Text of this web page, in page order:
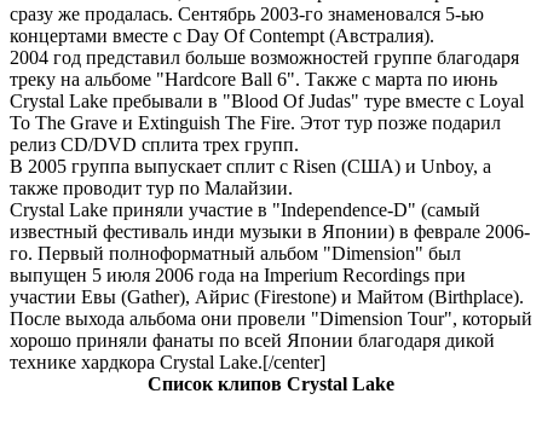
сразу же продалась. Сентябрь 2003-го знаменовался 5-ью
концертами вместе с Day Of Contempt (Австралия).
2004 год представил больше возможностей группе благодаря
треку на альбоме "Hardcore Ball 6". Также с марта по июнь
Crystal Lake пребывали в "Blood Of Judas" туре вместе с Loyal
To The Grave и Extinguish The Fire. Этот тур позже подарил
релиз CD/DVD сплита трех групп.
В 2005 группа выпускает сплит с Risen (США) и Unboy, а
также проводит тур по Малайзии.
Crystal Lake приняли участие в "Independence-D" (самый
известный фестиваль инди музыки в Японии) в феврале 2006-
го. Первый полноформатный альбом "Dimension" был
выпущен 5 июля 2006 года на Imperium Recordings при
участии Евы (Gather), Айрис (Firestone) и Майтом (Birthplace).
После выхода альбома они провели "Dimension Tour", который
хорошо приняли фанаты по всей Японии благодаря дикой
технике хардкора Crystal Lake.[/center]
Список клипов Crystal Lake